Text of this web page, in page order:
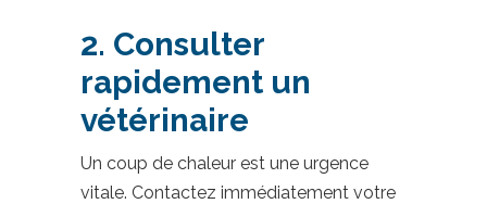
2. Consulter
rapidement un
vétérinaire
Un coup de chaleur est une urgence
vitale. Contactez immédiatement votre